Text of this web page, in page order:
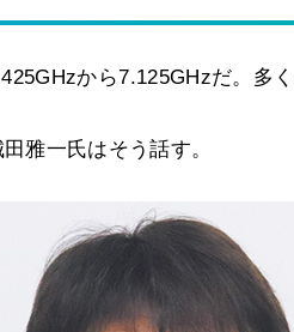
から7.125GHzだ。多
雅一氏はそう話す。